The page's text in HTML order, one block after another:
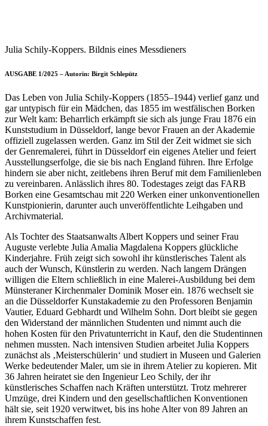
Julia Schily-Koppers. Bildnis eines Messdieners
AUSGABE 1/2025 – Autorin: Birgit Schlepütz
Das Leben von Julia Schily-Koppers (1855–1944) verlief ganz und
gar untypisch für ein Mädchen, das 1855 im westfälischen Borken
zur Welt kam: Beharrlich erkämpft sie sich als junge Frau 1876 ein
Kunststudium in Düsseldorf, lange bevor Frauen an der Akademie
offiziell zugelassen werden. Ganz im Stil der Zeit widmet sie sich
der Genremalerei, führt in Düsseldorf ein eigenes Atelier und feiert
Ausstellungserfolge, die sie bis nach England führen. Ihre Erfolge
hindern sie aber nicht, zeitlebens ihren Beruf mit dem Familienleben
zu vereinbaren. Anlässlich ihres 80. Todestages zeigt das FARB
Borken eine Gesamtschau mit 220 Werken einer unkonventionellen
Kunstpionierin, darunter auch unveröffentlichte Leihgaben und
Archivmaterial.
Als Tochter des Staatsanwalts Albert Koppers und seiner Frau
Auguste verlebte Julia Amalia Magdalena Koppers glückliche
Kinderjahre. Früh zeigt sich sowohl ihr künstlerisches Talent als
auch der Wunsch, Künstlerin zu werden. Nach langem Drängen
willigen die Eltern schließlich in eine Malerei-Ausbildung bei dem
Münsteraner Kirchenmaler Dominik Moser ein. 1876 wechselt sie
an die Düsseldorfer Kunstakademie zu den Professoren Benjamin
Vautier, Eduard Gebhardt und Wilhelm Sohn. Dort bleibt sie gegen
den Widerstand der männlichen Studenten und nimmt auch die
hohen Kosten für den Privatunterricht in Kauf, den die Studentinnen
nehmen mussten. Nach intensiven Studien arbeitet Julia Koppers
zunächst als ‚Meisterschülerin‘ und studiert in Museen und Galerien
Werke bedeutender Maler, um sie in ihrem Atelier zu kopieren. Mit
36 Jahren heiratet sie den Ingenieur Leo Schily, der ihr
künstlerisches Schaffen nach Kräften unterstützt. Trotz mehrerer
Umzüge, drei Kindern und den gesellschaftlichen Konventionen
hält sie, seit 1920 verwitwet, bis ins hohe Alter von 89 Jahren an
ihrem Kunstschaffen fest.